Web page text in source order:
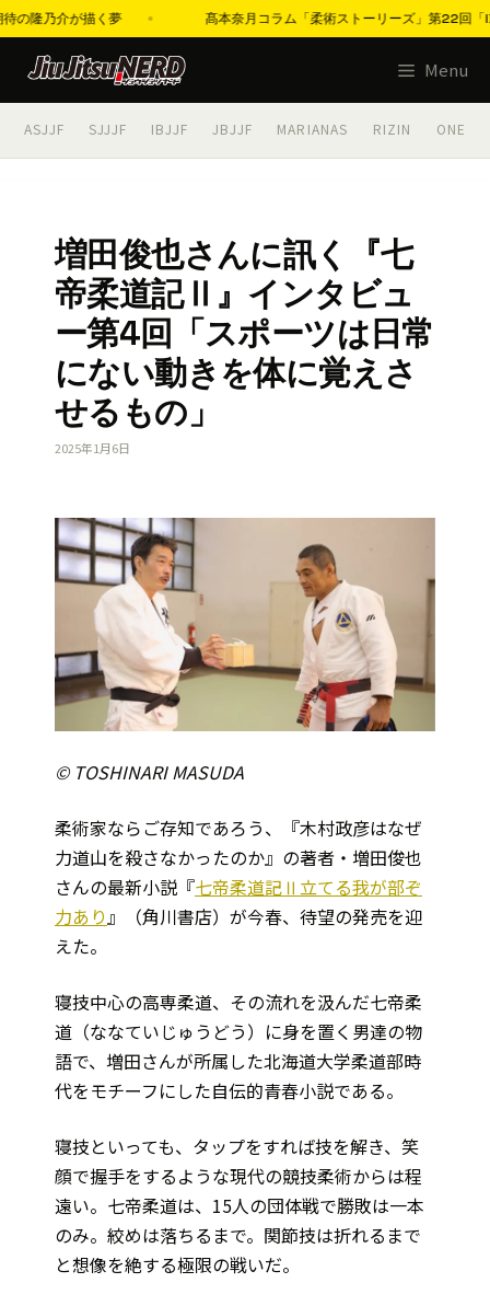
く夢 髙本奈月コラム「柔術ストーリーズ」第22回「IBJJFアジア
テ
Menu
ASJJF SJJJF IBJJF JBJJF MARIANAS RIZIN ONE
増田俊也さんに訊く『七
帝柔道記Ⅱ』インタビュ
ー第4回「スポーツは日常
にない動きを体に覚えさ
せるもの」
2025年1月6日
© TOSHINARI MASUDA
柔術家ならご存知であろう、『木村政彦はなぜ
力道山を殺さなかったのか』の著者・増田俊也
さんの最新小説『七帝柔道記Ⅱ立てる我が部ぞ
力あり』（角川書店）が今春、待望の発売を迎
えた。
寝技中心の高専柔道、その流れを汲んだ七帝柔
道（ななていじゅうどう）に身を置く男達の物
語で、増田さんが所属した北海道大学柔道部時
代をモチーフにした自伝的青春小説である。
寝技といっても、タップをすれば技を解き、笑
顔で握手をするような現代の競技柔術からは程
遠い。七帝柔道は、15人の団体戦で勝敗は一本
のみ。絞めは落ちるまで。関節技は折れるまで
と想像を絶する極限の戦いだ。